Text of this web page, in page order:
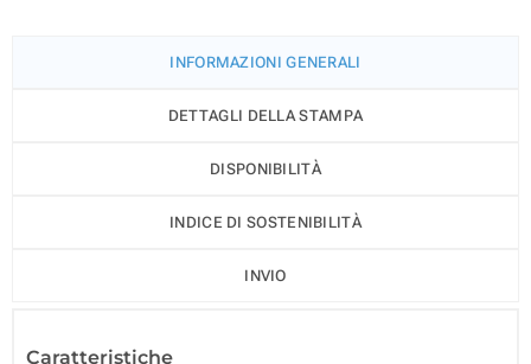
INFORMAZIONI GENERALI
DETTAGLI DELLA STAMPA
DISPONIBILITÀ
INDICE DI SOSTENIBILITÀ
INVIO
Caratteristiche